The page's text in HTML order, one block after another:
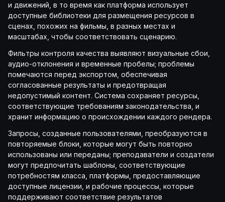
и движений, в то время как платформа использует
доступные библиотеки для размещения ресурсов в
сценах, похожих на фильмы, в разных местах и
масштабах, чтобы соответствовать сценарию.
Фильтры контроля качества выявляют визуальные сбои,
аудио-отклонения и временные пробелы; проблемы
помечаются перед экспортом, обеспечивая
согласованные результаты и предотвращая
недопустимый контент. Система сохраняет ресурсы,
соответствующие требованиям законодательства, и
хранит информацию о происхождении каждого рендера.
Запросы, созданные пользователями, преобразуются в
повторяемые блоки, которые могут быть повторно
использованы или переданы; преподаватели и создатели
могут предпочитать шаблоны, соответствующие
потребностям класса, платформы, предоставляющие
доступные лицензии, и рабочие процессы, которые
поддерживают соответствие результатов